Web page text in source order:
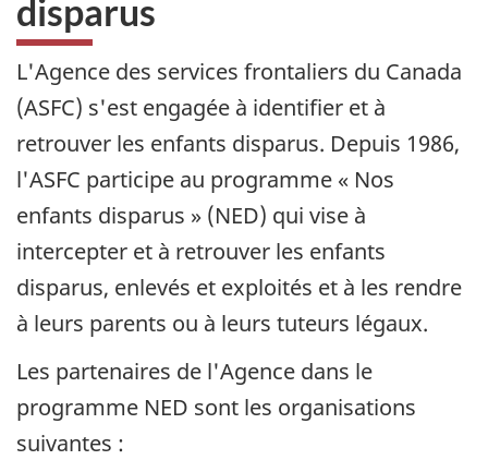
disparus
L'Agence des services frontaliers du Canada
(ASFC) s'est engagée à identifier et à
retrouver les enfants disparus. Depuis 1986,
l'ASFC participe au programme « Nos
enfants disparus » (NED) qui vise à
intercepter et à retrouver les enfants
disparus, enlevés et exploités et à les rendre
à leurs parents ou à leurs tuteurs légaux.
Les partenaires de l'Agence dans le
programme NED sont les organisations
suivantes :